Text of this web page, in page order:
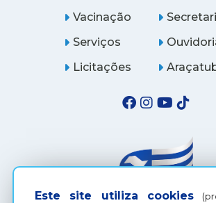
Este site utiliza cookies
Vacinação
Serviços
Licitações